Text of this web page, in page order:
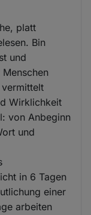
platt
Bin
und
Wirklichkeit
von Anbeginn
und
in 6 Tagen
einer
arbeiten